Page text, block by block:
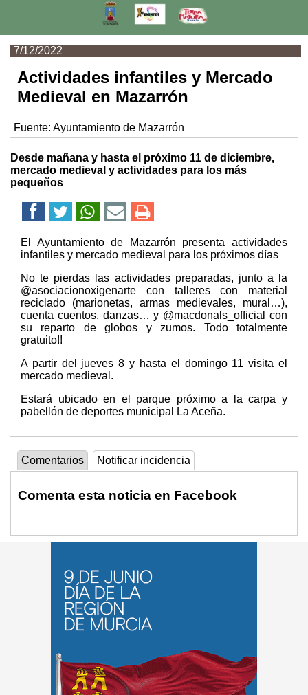
7/12/2022
Actividades infantiles y Mercado
Medieval en Mazarrón
Fuente: Ayuntamiento de Mazarrón
Desde mañana y hasta el próximo 11 de diciembre,
mercado medieval y actividades para los más
pequeños
El Ayuntamiento de Mazarrón presenta actividades
infantiles y mercado medieval para los próximos días
No te pierdas las actividades preparadas, junto a la
@asociacionoxigenarte con talleres con material
reciclado (marionetas, armas medievales, mural…),
cuenta cuentos, danzas… y @macdonals_official con
su reparto de globos y zumos. Todo totalmente
gratuito!!
A partir del jueves 8 y hasta el domingo 11 visita el
mercado medieval.
Estará ubicado en el parque próximo a la carpa y
pabellón de deportes municipal La Aceña.
Comentarios Notificar incidencia
Comenta esta noticia en Facebook